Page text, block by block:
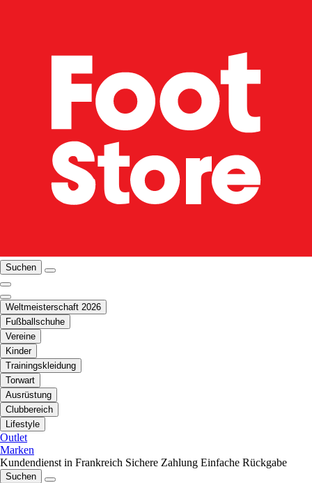
Suchen
Weltmeisterschaft 2026
Fußballschuhe
Vereine
Kinder
Trainingskleidung
Torwart
Ausrüstung
Clubbereich
Lifestyle
Outlet
Marken
Kundendienst in Frankreich Sichere Zahlung Einfache Rückgabe
Suchen